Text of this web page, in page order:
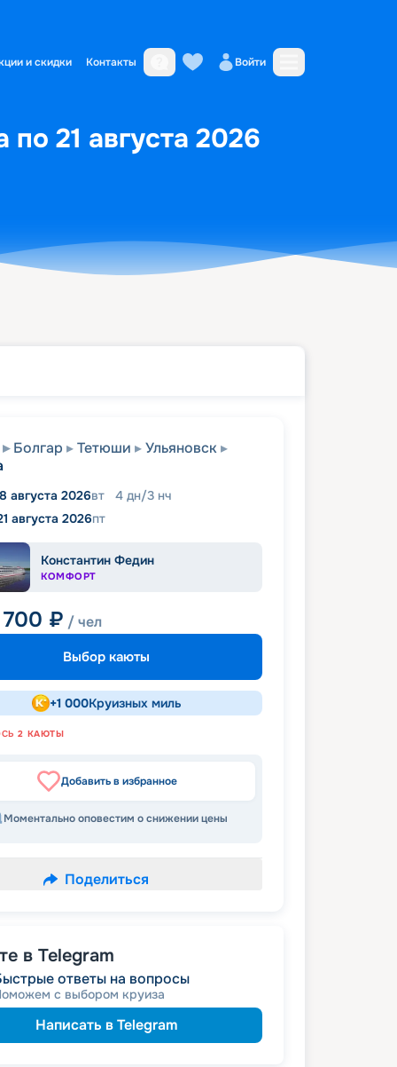
и скидки Контакты Войти
21 августа 2026
Болгар Тетюши
Ульяновск
августа 2026вт 4 дн/3 нч
августа 2026пт
Константин Федин
КОМФОРТ
₽ / чел
Выбор каюты
+1 000Круизных миль
2 КАЮТЫ
Добавить в избранное
Моментально оповестим о снижении цены
Поделиться
в Telegram
ответы на вопросы
с выбором круиза
Написать в Telegram